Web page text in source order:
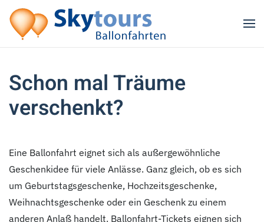
Zum Hauptinhalt springen
Schon mal Träume
verschenkt?
Eine Ballonfahrt eignet sich als außergewöhnliche
Geschenkidee für viele Anlässe. Ganz gleich, ob es sich
um Geburtstagsgeschenke, Hochzeitsgeschenke,
Weihnachtsgeschenke oder ein Geschenk zu einem
anderen Anlaß handelt. Ballonfahrt-Tickets eignen sich